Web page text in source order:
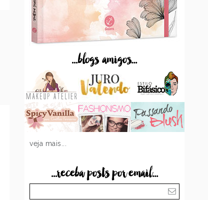
...blogs amigos...
veja mais...
...receba posts por email...